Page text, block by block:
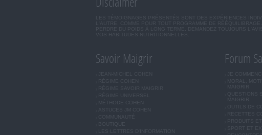
LES TÉMOIGNAGES PRÉSENTÉS SONT DES EXPÉRIENCES
L'AUTRE. COMME POUR TOUT PROGRAMME DE
PERDRE DU POIDS À LONG TERME. DEMANDEZ TOUJOURS
VOS HABITUDES NUTRITIONNELLES.
Savoir Maigrir
JEAN-MICHEL COHEN
RÉGIME COHEN
RÉGIME SAVOIR MAIGRIR
RÉGIME UNIVERSEL
ASTUCES JM COHEN
COMMUNAUTÉ
LES LETTRES D'INFORMATION
Forum
JE
MORAL,
MAIGRIR
QUESTIONS
MAIGRIR
OUTILS DE
RECETTES
PRODUITS
SPORT ET